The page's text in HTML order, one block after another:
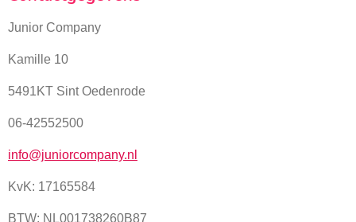
Junior Company
Kamille 10
5491KT Sint Oedenrode
06-42552500
info@juniorcompany.nl
KvK: 17165584
BTW: NL001738260B87